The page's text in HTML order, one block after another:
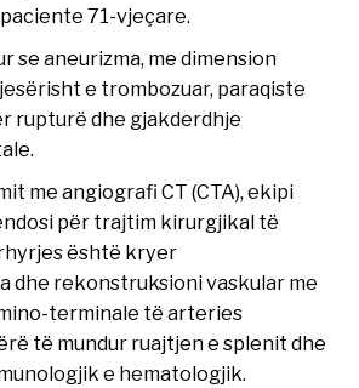
71-vjeçare.
se aneurizma, me dimension
e trombozuar, paraqiste
rupturë dhe gjakderdhje
me angiografi CT (CTA), ekipi
për trajtim kirurgjikal të
është kryer
dhe rekonstruksioni vaskular me
terminale të arteries
të mundur ruajtjen e splenit dhe
e hematologjik.